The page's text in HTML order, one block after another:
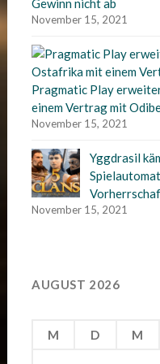
Gewinn nicht ab
November 15, 2021
Pragmatic Play
einem Vertrag mit
November 15, 2021
Yggdrasil
November 15, 2021
AUGUST 2026
M D M